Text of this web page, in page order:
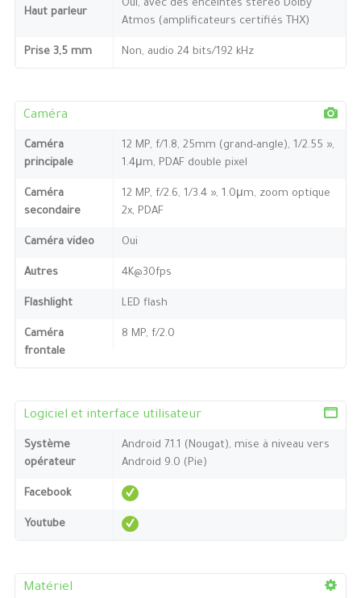
Haut parleur
Oui, avec des enceintes stéréo Dolby
Atmos (amplificateurs certifiés THX)
Prise 3,5 mm Non, audio 24 bits/192 kHz
Caméra
Caméra
principale
12 MP, f/1.8, 25mm (grand-angle), 1/2.55 »,
1.4μm, PDAF double pixel
Caméra
secondaire
12 MP, f/2.6, 1/3.4 », 1.0μm, zoom optique
2x, PDAF
Caméra video Oui
Autres 4K@30fps
Flashlight LED flash
Caméra
frontale
8 MP, f/2.0
Logiciel et interface utilisateur
Système
opérateur
Android 7.1.1 (Nougat), mise à niveau vers
Android 9.0 (Pie)
Facebook
Youtube
Matériel